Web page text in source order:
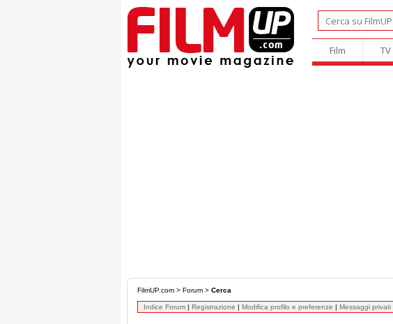
Film TV
FilmUP.com > Forum > Cerca
Indice Forum | Registrazione | Modifica profilo e preferenze | Messaggi privati